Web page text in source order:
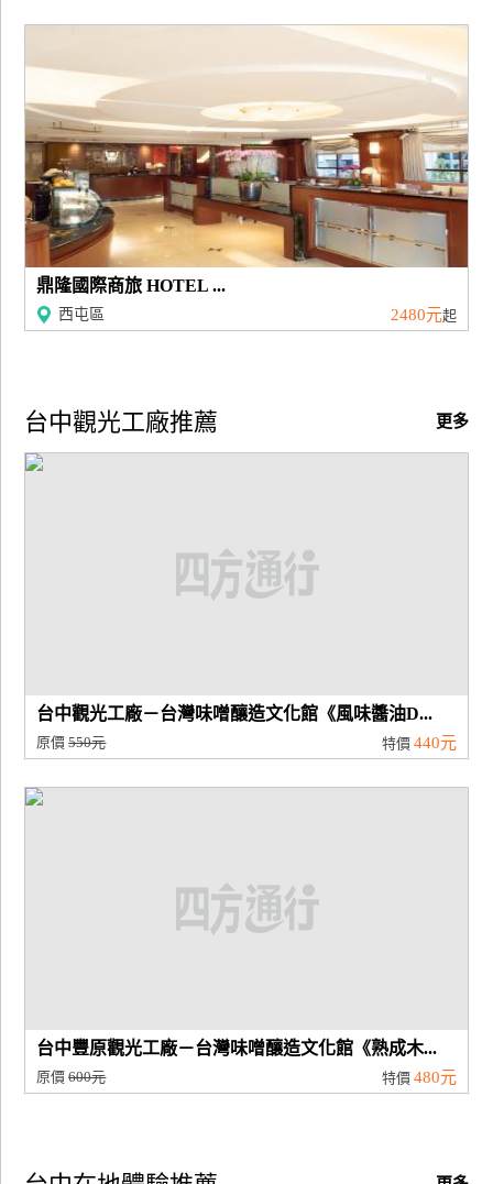
商
作
旅
伴
劃
宣
傳
鼎隆國際商旅 HOTEL ...
西屯區 2480元起
更多
台中觀光工廠推薦
台中觀光工廠－台灣味噌釀造文化館《風味醬油D...
原價550元 特價 440元
台中豐原觀光工廠－台灣味噌釀造文化館《熟成木...
原價600元 特價 480元